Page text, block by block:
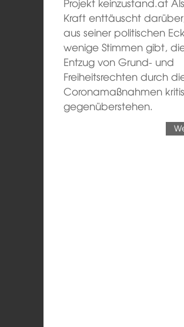
Kraft enttäuscht
aus seiner politischen
wenige Stimmen gibt,
Entzug von Grund- und
Freiheitsrechten durch
Coronamaßnahmen
gegenüberstehen.